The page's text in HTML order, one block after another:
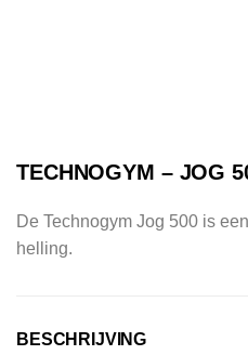
TECHNOGYM – JOG
De Technogym Jog 500 is
helling.
BESCHRIJVING